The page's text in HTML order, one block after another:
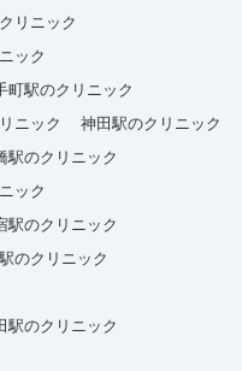
リニック
ック
町駅のクリニック
ニック
神田駅のクリニック
駅のクリニック
ック
駅のクリニック
のクリニック
駅のクリニック